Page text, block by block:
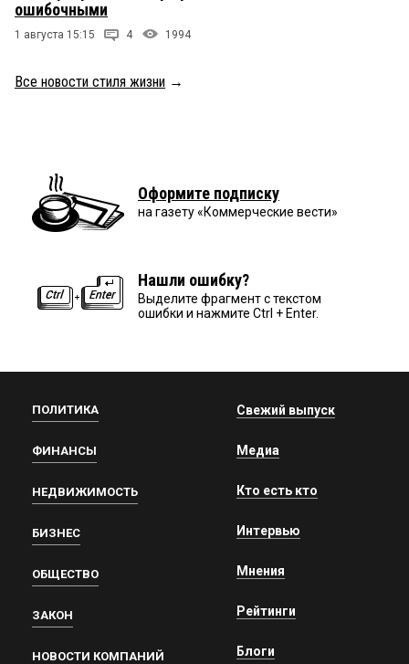
ошибочными
1 августа 15:15 4 1994
Все новости стиля жизни →
Оформите подписку
на газету «Коммерческие вести»
Нашли ошибку?
Выделите фрагмент с текстом
ошибки и нажмите Ctrl + Enter.
ПОЛИТИКА
ФИНАНСЫ
НЕДВИЖИМОСТЬ
БИЗНЕС
ОБЩЕСТВО
ЗАКОН
НОВОСТИ КОМПАНИЙ
Свежий выпуск
Медиа
Кто есть кто
Интервью
Мнения
Рейтинги
Блоги